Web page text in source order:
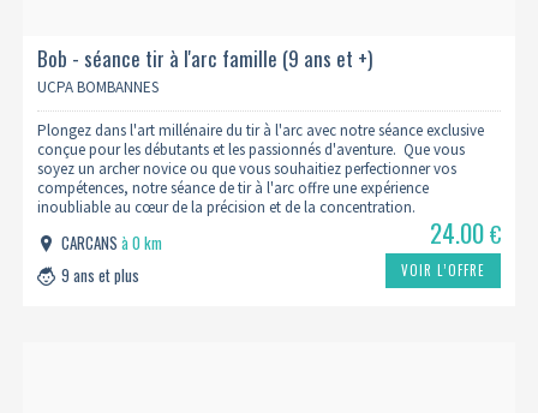
Bob - séance tir à l'arc famille (9 ans et +)
UCPA BOMBANNES
Plongez dans l'art millénaire du tir à l'arc avec notre séance exclusive
conçue pour les débutants et les passionnés d'aventure. Que vous
soyez un archer novice ou que vous souhaitiez perfectionner vos
compétences, notre séance de tir à l'arc offre une expérience
inoubliable au cœur de la précision et de la concentration.
CARCANSà 0 km
9 ans et plus
24.00€
VOIR L’OFFRE